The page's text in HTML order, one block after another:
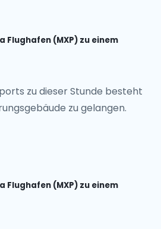
(MXP) zu einem
zu dieser Stunde besteht
zu gelangen.
(MXP) zu einem